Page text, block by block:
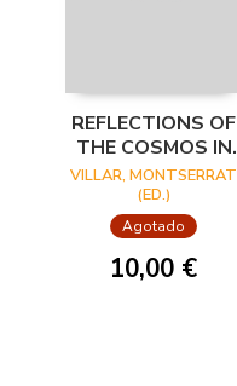
REFLECTIONS OF
THE COSMOS IN
THE MUSEO DEL
PRADO
VILLAR, MONTSERRAT
(ED.)
Agotado
10,00 €